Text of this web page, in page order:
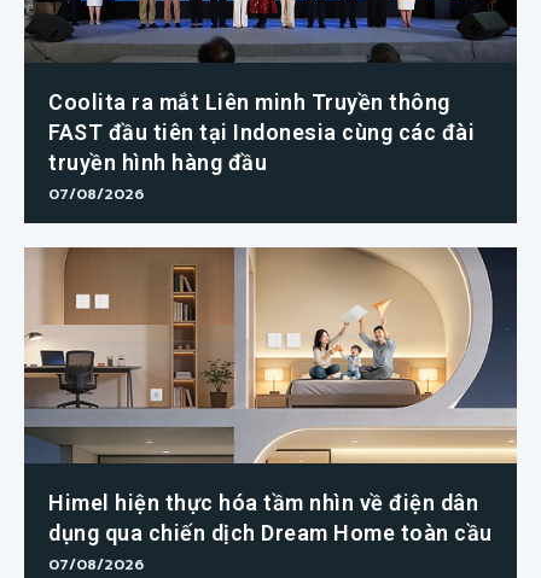
Coolita ra mắt Liên minh Truyền thông
FAST đầu tiên tại Indonesia cùng các đài
truyền hình hàng đầu
07/08/2026
Himel hiện thực hóa tầm nhìn về điện dân
dụng qua chiến dịch Dream Home toàn cầu
07/08/2026